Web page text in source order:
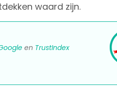
waard zijn.
en TrustIndex